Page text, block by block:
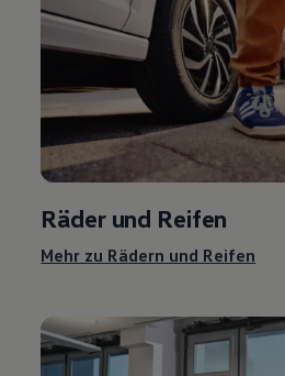
Räder und Reifen
Mehr zu Rädern und Reifen